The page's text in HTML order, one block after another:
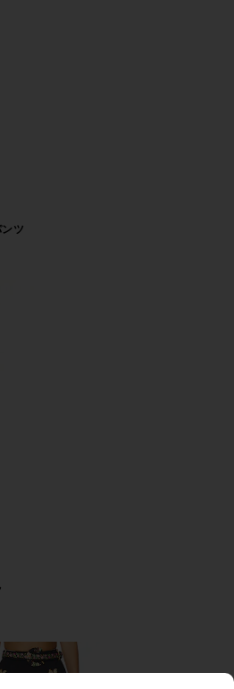
ツ
2.0 ショートパンツ
ョートパンツ